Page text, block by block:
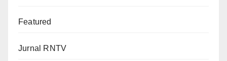
Featured
Jurnal RNTV